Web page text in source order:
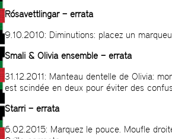
Rósavettlingar – errata
9.10.2010: Diminutions: placez un
Smali & Olivia ensemble – errata
31.12.2011: Manteau dentelle de Olivia:
est scindée en deux pour éviter des
Starri – errata
6.02.2015: Marquez le pouce. Moufle